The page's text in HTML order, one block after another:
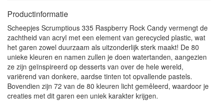
Productinformatie
Scheepjes Scrumptious 335 Raspberry Rock Candy vermengt de
zachtheid van acryl met een element van gerecycled plastic, wat
het garen zowel duurzaam als uitzonderlijk sterk maakt! De 80
unieke kleuren en namen zullen je doen watertanden, aangezien
ze zijn geïnspireerd op desserts van over de hele wereld,
variërend van donkere, aardse tinten tot opvallende pastels.
Bovendien zijn 72 van de 80 kleuren licht gemêleerd, waardoor je
creaties met dit garen een uniek karakter krijgen.